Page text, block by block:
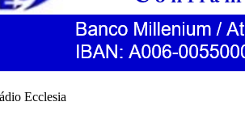
Ecclesia